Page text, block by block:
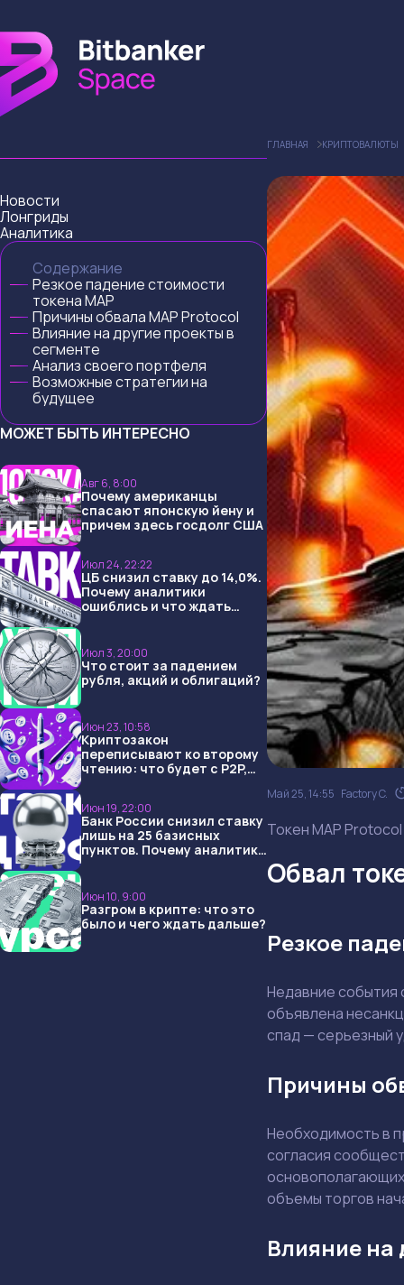
Новости
Лонгриды
Аналитика
Содержание
Резкое падение стоимости
токена MAP
Причины обвала MAP Protocol
Влияние на другие проекты в
сегменте
Анализ своего портфеля
Возможные стратегии на
будущее
МОЖЕТ БЫТЬ ИНТЕРЕСНО
Авг 6, 8:00
Почему американцы
спасают японскую йену и
причем здесь госдолг США
Июл 24, 22:22
ЦБ снизил ставку до 14,0%.
Почему аналитики
ошиблись и что ждать
Июл 3, 20:00
Что стоит за падением
рубля, акций и облигаций?
Июн 23, 10:58
Криптозакон
переписывают ко второму
чтению: что будет с P2P,
Июн 19, 22:00
Банк России снизил ставку
лишь на 25 базисных
пунктов. Почему аналитики
Июн 10, 9:00
Разгром в крипте: что это
было и чего ждать дальше?
ГЛАВНАЯ КРИПТОВАЛЮТЫ
Май 25, 14:55 Factory C.
Токен MAP
Обвал
Резкое
Недавние события
объявлена
спад — серьезный
Причины
Необходимость в
согласия
объемы торгов
Влияние на